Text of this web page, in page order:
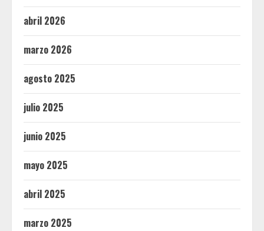
abril 2026
marzo 2026
agosto 2025
julio 2025
junio 2025
mayo 2025
abril 2025
marzo 2025